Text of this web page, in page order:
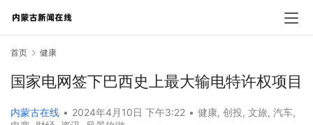
首页 健康
国家电网签下巴西史上最大输电特许权项目
内蒙古在线 • 2024年4月10日 下午3:22 • 健康, 创投, 文旅, 汽车,